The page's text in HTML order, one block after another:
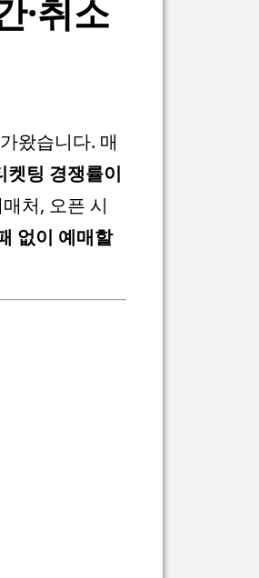
·취소
왔습니다. 매
켓팅 경쟁률이
처, 오픈 시
없이 예매할